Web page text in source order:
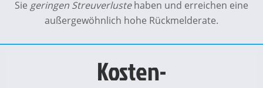
Sie geringen Streuverlustehaben und erreichen eine
außergewöhnlich hohe Rückmelderate.
Kosten-